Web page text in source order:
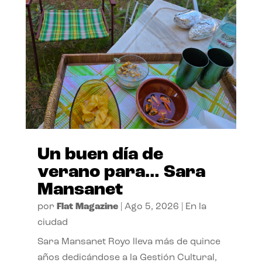
Un buen día de
verano para… Sara
Mansanet
por Flat Magazine| Ago 5, 2026
En la
ciudad
Sara Mansanet Royo lleva más de quince
años dedicándose a la Gestión Cultural,